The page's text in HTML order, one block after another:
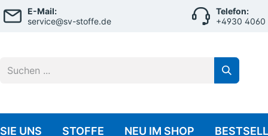
E-Mail:
service@sv-stoffe.de
Telefon:
+4930 4060
UNS STOFFE NEU IM SHOP